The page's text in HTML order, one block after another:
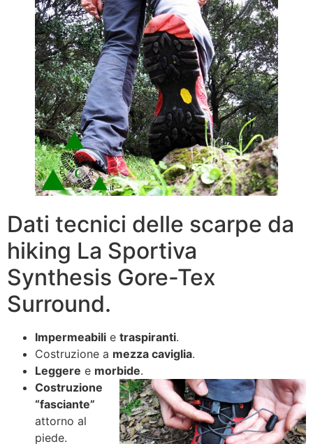
Dati tecnici delle scarpe da
hiking La Sportiva
Synthesis Gore-Tex
Surround.
Impermeabili e traspiranti.
Costruzione a mezza caviglia.
Leggere e morbide.
Costruzione
“fasciante”
attorno al
piede.